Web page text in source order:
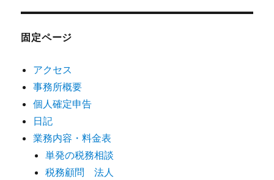
固定ページ
アクセス
事務所概要
個人確定申告
日記
業務内容・料金表
単発の税務相談
税務顧問 法人